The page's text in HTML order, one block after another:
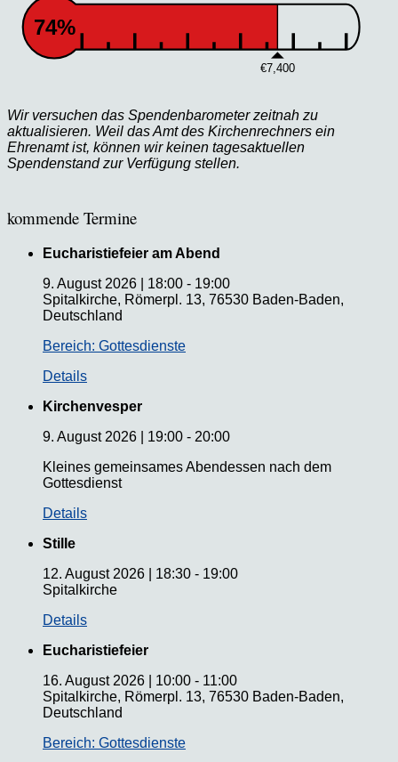
€7,400
74%
Wir versuchen das Spendenbarometer zeitnah zu
aktualisieren. Weil das Amt des Kirchenrechners ein
Ehrenamt ist, können wir keinen tagesaktuellen
Spendenstand zur Verfügung stellen.
kommende Termine
Eucharistiefeier am Abend
9. August 2026
18:00 - 19:00
Spitalkirche, Römerpl. 13, 76530 Baden-Baden,
Deutschland
Bereich: Gottesdienste
Details
Kirchenvesper
9. August 2026
19:00 - 20:00
Kleines gemeinsames Abendessen nach dem
Gottesdienst
Details
Stille
12. August 2026
18:30 - 19:00
Spitalkirche
Details
Eucharistiefeier
16. August 2026
10:00 - 11:00
Spitalkirche, Römerpl. 13, 76530 Baden-Baden,
Deutschland
Bereich: Gottesdienste